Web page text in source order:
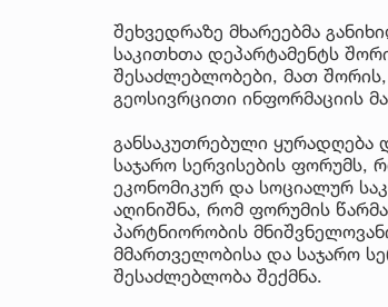
შეხვედრაზე მხარეებმა
საკითხთა დეპარტამენტს
შესაძლებლობები, მათ
გეოსივრცითი ინფორმაციის
განსაკუთრებული ყურადღება
საჯარო სერვისების ფორუმს,
ეკონომიკურ და სოციალურ
აღინიშნა, რომ ფორუმის
პარტნიორობის
მმართველობისა და საჯარო
შესაძლებლობა შექმნა.